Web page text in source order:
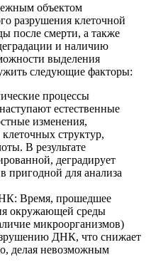
объектом
разрушения клеточной
после смерти, а также
и наличию
выделения
следующие факторы:
процессы
естественные
изменения,
структур,
В результате
деградирует
пригодной для анализа
Время, прошедшее
окружающей среды
микроорганизмов)
ДНК, что снижает
делая невозможным